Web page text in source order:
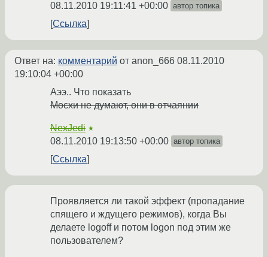
08.11.2010 19:11:41 +00:00 автор топика
Ссылка
Ответ на: комментарий от anon_666 08.11.2010
19:10:04 +00:00
Аээ.. Что показать
Мосхи не думают, они в отчаянии
NexJedi ★
08.11.2010 19:13:50 +00:00 автор топика
Ссылка
Проявляется ли такой эффект (пропадание
спящего и ждущего режимов), когда Вы
делаете logoff и потом logon под этим же
пользователем?